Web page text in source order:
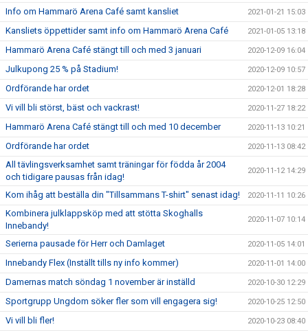
Info om Hammarö Arena Café samt kansliet 2021-01-21 15:03
Kansliets öppettider samt info om Hammarö Arena Café 2021-01-05 13:18
Hammarö Arena Café stängt till och med 3 januari 2020-12-09 16:04
Julkupong 25 % på Stadium! 2020-12-09 10:57
Ordförande har ordet 2020-12-01 18:28
Vi vill bli störst, bäst och vackrast! 2020-11-27 18:22
Hammarö Arena Café stängt till och med 10 december 2020-11-13 10:21
Ordförande har ordet 2020-11-13 08:42
All tävlingsverksamhet samt träningar för födda år 2004
och tidigare pausas från idag!
2020-11-12 14:29
Kom ihåg att beställa din "Tillsammans T-shirt" senast idag! 2020-11-11 10:26
Kombinera julklappsköp med att stötta Skoghalls
Innebandy!
2020-11-07 10:14
Serierna pausade för Herr och Damlaget 2020-11-05 14:01
Innebandy Flex (Inställt tills ny info kommer) 2020-11-01 14:00
Damernas match söndag 1 november är inställd 2020-10-30 12:29
Sportgrupp Ungdom söker fler som vill engagera sig! 2020-10-25 12:50
Vi vill bli fler! 2020-10-23 08:40